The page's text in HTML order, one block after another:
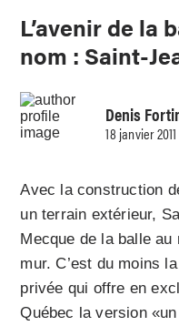
L’avenir de la
nom : Saint-
Denis
18 janvier
Avec la construction
un terrain extérieur,
Mecque de la balle
mur. C’est du moins
privée qui offre en
Québec la version